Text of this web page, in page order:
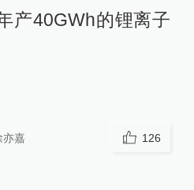
产40GWh的锂离子
亦嘉 126